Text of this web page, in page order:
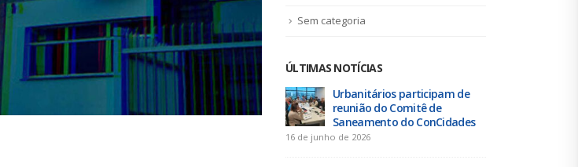
Sem categoria
ÚLTIMAS NOTÍCIAS
Chapa 1 – “Unidade,
Resistência e Luta vence” a
Urbanitários participam de
reunião do Comitê de
Saneamento do ConCidades
16 de junho de 2026